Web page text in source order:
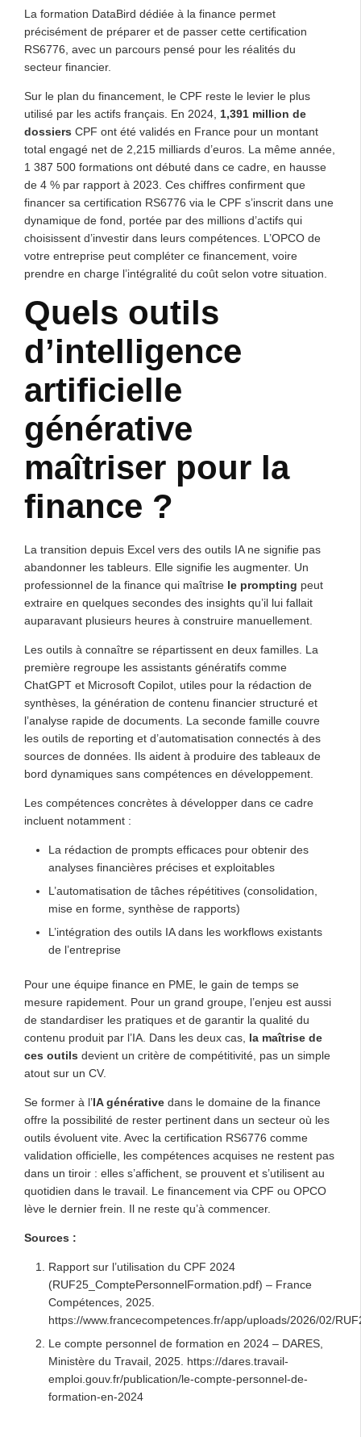
La formation DataBird dédiée à la finance permet
précisément de préparer et de passer cette certification
RS6776, avec un parcours pensé pour les réalités du
secteur financier.
Sur le plan du financement, le CPF reste le levier le plus
utilisé par les actifs français. En 2024, 1,391 million de
dossiers CPF ont été validés en France pour un montant
total engagé net de 2,215 milliards d’euros. La même année,
1 387 500 formations ont débuté dans ce cadre, en hausse
de 4 % par rapport à 2023. Ces chiffres confirment que
financer sa certification RS6776 via le CPF s’inscrit dans une
dynamique de fond, portée par des millions d’actifs qui
choisissent d’investir dans leurs compétences. L’OPCO de
votre entreprise peut compléter ce financement, voire
prendre en charge l’intégralité du coût selon votre situation.
Quels outils
d’intelligence
artificielle
générative
maîtriser pour la
finance ?
La transition depuis Excel vers des outils IA ne signifie pas
abandonner les tableurs. Elle signifie les augmenter. Un
professionnel de la finance qui maîtrise le prompting peut
extraire en quelques secondes des insights qu’il lui fallait
auparavant plusieurs heures à construire manuellement.
Les outils à connaître se répartissent en deux familles. La
première regroupe les assistants génératifs comme
ChatGPT et Microsoft Copilot, utiles pour la rédaction de
synthèses, la génération de contenu financier structuré et
l’analyse rapide de documents. La seconde famille couvre
les outils de reporting et d’automatisation connectés à des
sources de données. Ils aident à produire des tableaux de
bord dynamiques sans compétences en développement.
Les compétences concrètes à développer dans ce cadre
incluent notamment :
La rédaction de prompts efficaces pour obtenir des
analyses financières précises et exploitables
L’automatisation de tâches répétitives (consolidation,
mise en forme, synthèse de rapports)
L’intégration des outils IA dans les workflows existants
de l’entreprise
Pour une équipe finance en PME, le gain de temps se
mesure rapidement. Pour un grand groupe, l’enjeu est aussi
de standardiser les pratiques et de garantir la qualité du
contenu produit par l’IA. Dans les deux cas, la maîtrise de
ces outils devient un critère de compétitivité, pas un simple
atout sur un CV.
Se former à l’IA générative dans le domaine de la finance
offre la possibilité de rester pertinent dans un secteur où les
outils évoluent vite. Avec la certification RS6776 comme
validation officielle, les compétences acquises ne restent pas
dans un tiroir : elles s’affichent, se prouvent et s’utilisent au
quotidien dans le travail. Le financement via CPF ou OPCO
lève le dernier frein. Il ne reste qu’à commencer.
Sources :
Rapport sur l’utilisation du CPF 2024
(RUF25_ComptePersonnelFormation.pdf) – France
Compétences, 2025.
https://www.francecompetences.fr/app/uploads/2026/02/
Le compte personnel de formation en 2024 – DARES,
Ministère du Travail, 2025. https://dares.travail-
emploi.gouv.fr/publication/le-compte-personnel-de-
formation-en-2024